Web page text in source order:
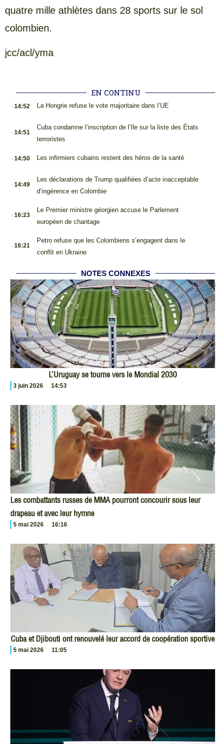
quatre mille athlètes dans 28 sports sur le sol
colombien.
jcc/acl/yma
EN CONTINU
.14:52 La Hongrie refuse le vote majoritaire dans l’UE
.14:51
Cuba condamne l’inscription de l’île sur la liste des États
terroristes
.14:50 Les infirmiers cubains restent des héros de la santé
.14:49
Les déclarations de Trump qualifiées d’acte inacceptable
d’ingérence en Colombie
.16:23
Le Premier ministre géorgien accuse le Parlement
européen de chantage
.16:21
Petro refuse que les Colombiens s’engagent dans le
conflit en Ukraine
NOTES CONNEXES
L’Uruguay se tourne vers le Mondial 2030
3 juin 2026 14:53
Les combattants russes de MMA pourront concourir sous leur
drapeau et avec leur hymne
5 mai 2026 16:16
Cuba et Djibouti ont renouvelé leur accord de coopération sportive
5 mai 2026 11:05